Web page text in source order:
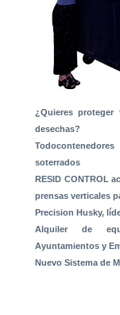
¿Quieres
desechas?
soterrados
RESID CONTROL
prensas verticales
Precision Husky,
Alquiler de
Ayuntamientos y
Nuevo Sistema de